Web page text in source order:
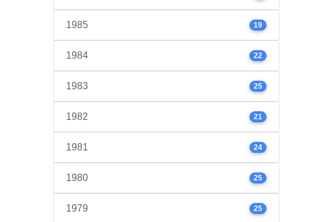
1985 19
1984 22
1983 25
1982 21
1981 24
1980 25
1979 25